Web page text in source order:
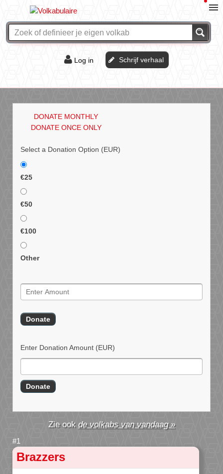
Log in Schrijf verhaal
DONATE MONTHLY
DONATE ONCE ONLY
Select a Donation Option (EUR)
€25
€50
€100
Other
Enter Donation Amount (EUR)
de volkabs van vandaag »
Brazzers